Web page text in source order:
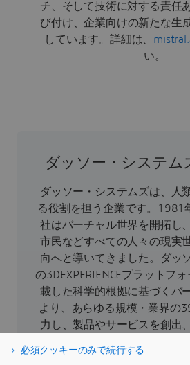
チ、そして技術に対する責任
び付け、企業向けの新たな生
しています。詳細は、
い。
ダッソー・システム
ダッソー・システムズは、人
る役割を担う企業です。1981
社はバーチャル世界を開拓し
市民などすべての人々の現実
向へと導いてきました。ダッ
の3DEXPERIENCEプラットフ
載した科学的根拠に基づくバ
より、あらゆる規模・業界の
力し、製品やサービスを創出
のある影響をもたらすことが
必須クッキーのみで続行する